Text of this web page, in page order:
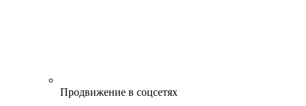
Продвижение в соцсетях